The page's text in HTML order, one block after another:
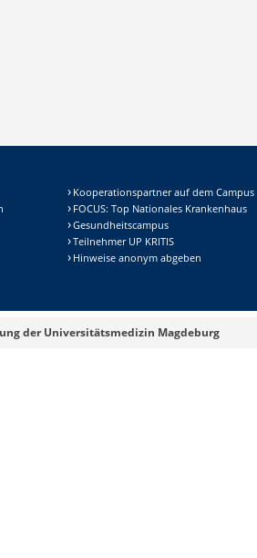
Kooperationspartner auf dem Campus
FOCUS: Top Nationales Krankenhaus
Gesundheitscampus
Teilnehmer UP KRITIS
Hinweise anonym abgeben
der Universitätsmedizin Magdeburg